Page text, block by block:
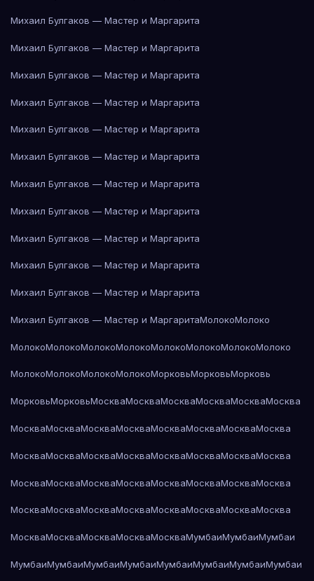
Михаил Булгаков — Мастер и Маргарита
Михаил Булгаков — Мастер и Маргарита
Михаил Булгаков — Мастер и Маргарита
Михаил Булгаков — Мастер и Маргарита
Михаил Булгаков — Мастер и Маргарита
Михаил Булгаков — Мастер и Маргарита
Михаил Булгаков — Мастер и Маргарита
Михаил Булгаков — Мастер и Маргарита
Михаил Булгаков — Мастер и Маргарита
Михаил Булгаков — Мастер и Маргарита
Михаил Булгаков — Мастер и Маргарита
Михаил Булгаков — Мастер и МаргаритаМолокоМолоко
МолокоМолокоМолокоМолокоМолокоМолокоМолокоМолоко
МолокоМолокоМолокоМолокоМорковьМорковьМорковь
МорковьМорковьМоскваМоскваМоскваМоскваМоскваМосква
МоскваМоскваМоскваМоскваМоскваМоскваМоскваМосква
МоскваМоскваМоскваМоскваМоскваМоскваМоскваМосква
МоскваМоскваМоскваМоскваМоскваМоскваМоскваМосква
МоскваМоскваМоскваМоскваМоскваМоскваМоскваМосква
МоскваМоскваМоскваМоскваМоскваМумбаиМумбаиМумбаи
МумбаиМумбаиМумбаиМумбаиМумбаиМумбаиМумбаиМумбаи